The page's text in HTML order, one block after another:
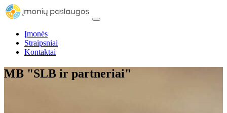
Įmonės
Straipsniai
Kontaktai
MB "SLB ir partneriai"